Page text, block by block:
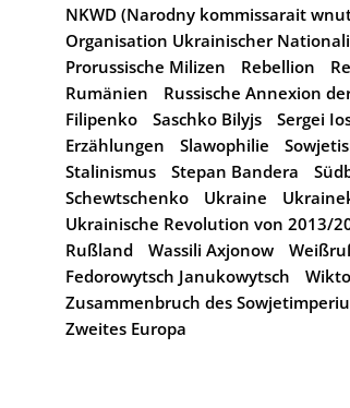
NKWD (Narodny kommissarait
Organisation Ukrainischer
Prorussische Milizen
Rebellion
Rumänien
Russische Annexion
Filipenko
Saschko Bilyjs Sergei
Erzählungen
Slawophilie
Stalinismus
Stepan Bandera
Schewtschenko
Ukraine
Ukrainische Revolution von 2013/
Rußland
Wassili Axjonow
Fedorowytsch Janukowytsch
Zusammenbruch des
Zweites Europa